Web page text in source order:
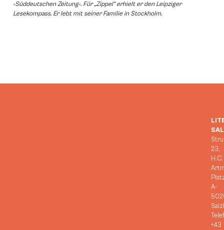
›Süddeutschen Zeitung‹. Für „Zippel” erhielt er den Leipziger
Lesekompass. Er lebt mit seiner Familie in Stockholm.
23,
H.C.
A-
+43